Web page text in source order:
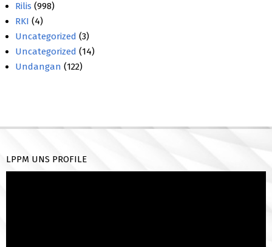
Rilis (998)
RKI (4)
Uncategorized (3)
Uncategorized (14)
Undangan (122)
LPPM UNS PROFILE